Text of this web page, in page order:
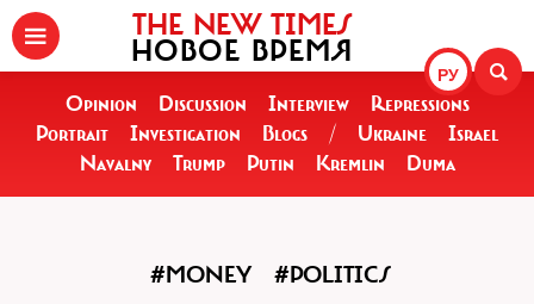
РУ
THE NEW TIMES
НОВОЕ ВРЕМЯ
Opinion Discussion Interview
Repressions
Portrait
Investigation Blogs / Ukraine
Israel
Navalny
Trump Putin Kremlin Duma
#MONEY #POLITICS